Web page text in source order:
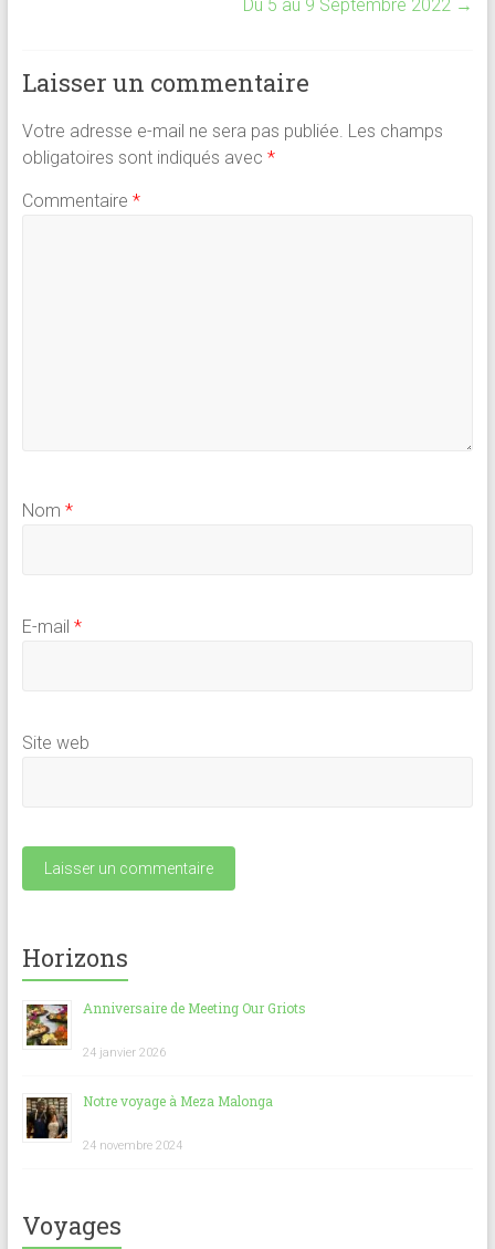
p
Du 5 au 9 Septembre 2022 →
Laisser un commentaire
Votre adresse e-mail ne sera pas publiée. Les champs
obligatoires sont indiqués avec *
Commentaire *
Nom *
E-mail *
Site web
Horizons
Anniversaire de Meeting Our Griots
24 janvier 2026
Notre voyage à Meza Malonga
24 novembre 2024
Voyages